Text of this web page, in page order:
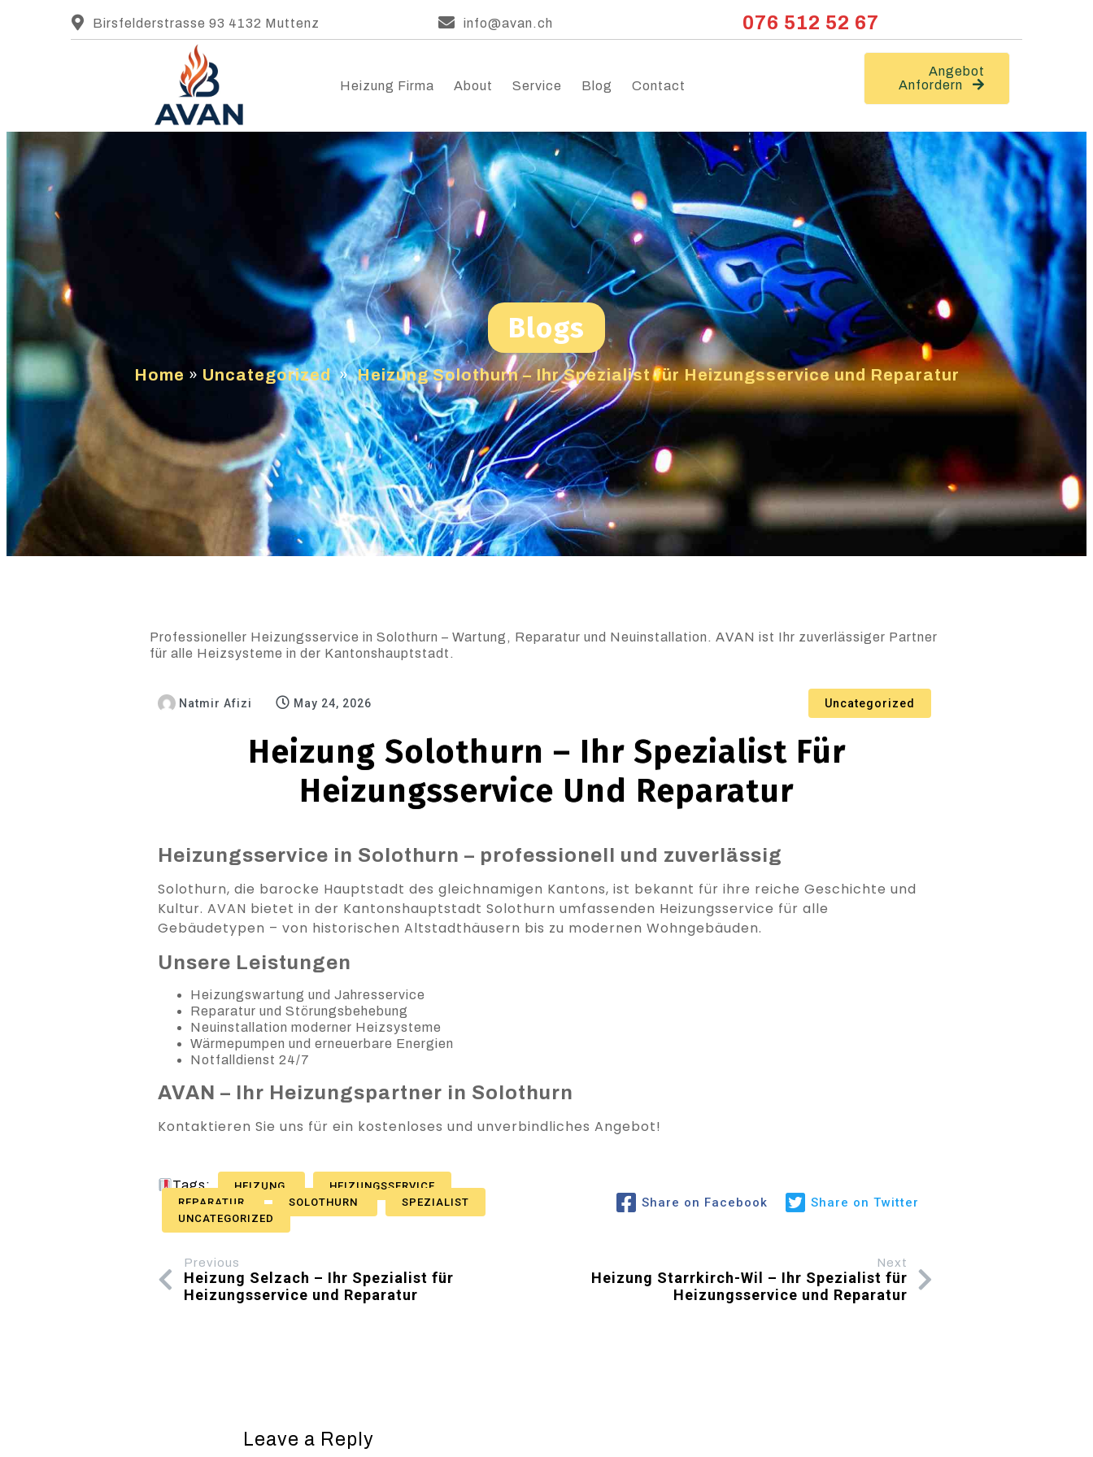
Birsfelderstrasse 93 4132 Muttenz info@avan.ch 076 512 52 67
Heizung Firma About Service Blog Contact
Angebot
Anfordern
Blogs
Home » Uncategorized » Heizung Solothurn – Ihr Spezialist für Heizungsservice und Reparatur
Professioneller Heizungsservice in Solothurn – Wartung, Reparatur und Neuinstallation. AVAN ist Ihr zuverlässiger Partner
für alle Heizsysteme in der Kantonshauptstadt.
Natmir Afizi May 24, 2026 Uncategorized
Heizung Solothurn – Ihr Spezialist Für
Heizungsservice Und Reparatur
Heizungsservice in Solothurn – professionell und zuverlässig
Solothurn, die barocke Hauptstadt des gleichnamigen Kantons, ist bekannt für ihre reiche Geschichte und
Kultur. AVAN bietet in der Kantonshauptstadt Solothurn umfassenden Heizungsservice für alle
Gebäudetypen – von historischen Altstadthäusern bis zu modernen Wohngebäuden.
Unsere Leistungen
Heizungswartung und Jahresservice
Reparatur und Störungsbehebung
Neuinstallation moderner Heizsysteme
Wärmepumpen und erneuerbare Energien
Notfalldienst 24/7
AVAN – Ihr Heizungspartner in Solothurn
Kontaktieren Sie uns für ein kostenloses und unverbindliches Angebot!
Tags: HEIZUNG
HEIZUNGSSERVICE
REPARATUR
SOLOTHURN
SPEZIALIST
UNCATEGORIZED
Share on Facebook Share on Twitter
Previous
Heizung Selzach – Ihr Spezialist für
Heizungsservice und Reparatur
Next
Heizung Starrkirch-Wil – Ihr Spezialist für
Heizungsservice und Reparatur
Leave a Reply